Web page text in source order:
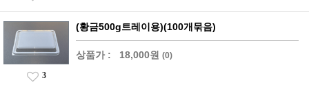
(황금500g트레이용)(100개묶음)
상품가 : 18,000원 (0)
3